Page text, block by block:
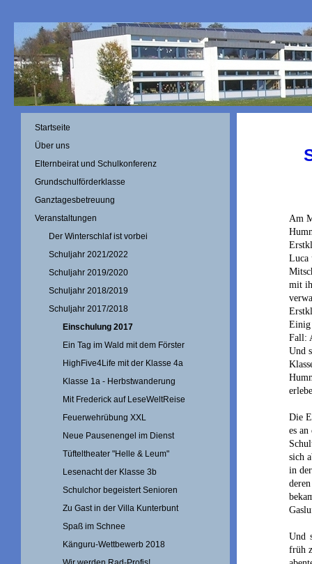
Startseite
Über uns
Elternbeirat und Schulkonferenz
Grundschulförderklasse
Ganztagesbetreuung
Veranstaltungen
Der Winterschlaf ist vorbei
Schuljahr 2021/2022
Schuljahr 2019/2020
Schuljahr 2018/2019
Schuljahr 2017/2018
Einschulung 2017
Ein Tag im Wald mit dem Förster
HighFive4Life mit der Klasse 4a
Klasse 1a - Herbstwanderung
Mit Frederick auf LeseWeltReise
Feuerwehrübung XXL
Neue Pausenengel im Dienst
Tüfteltheater "Helle & Leum"
Lesenacht der Klasse 3b
Schulchor begeistert Senioren
Zu Gast in der Villa Kunterbunt
Spaß im Schnee
Känguru-Wettbewerb 2018
Am
Luca
mit
Einig
Fall:
Und
Die
es
sich
in
Und
früh